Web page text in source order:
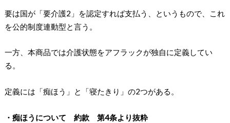
要は国が「要介護2」を認定すれば支払う、というもので、これ
を公的制度連動型と言う。
一方、本商品では介護状態をアフラックが独自に定義してい
る。
定義には「痴ほう」と「寝たきり」の2つがある。
・痴ほうについて 約款 第4条より抜粋